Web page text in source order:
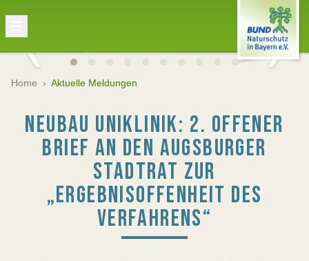
Home › Aktuelle Meldungen
NEUBAU UNIKLINIK: 2. OFFENER
BRIEF AN DEN AUGSBURGER
STADTRAT ZUR
„ERGEBNISOFFENHEIT DES
VERFAHRENS“